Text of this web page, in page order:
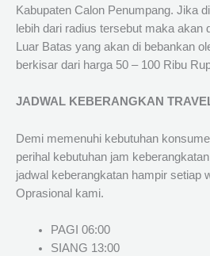
Kabupaten Calon Penumpang. Jika
lebih dari radius tersebut maka akan
Luar Batas yang akan di bebankan
berkisar dari harga 50 – 100 Ribu
JADWAL KEBERANGKAN
Demi memenuhi kebutuhan
perihal kebutuhan jam
jadwal keberangkatan hampir setiap
Oprasional kami.
PAGI 06:00
SIANG 13:00